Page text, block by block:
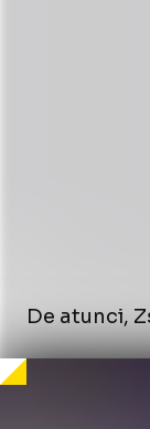
De atunci,